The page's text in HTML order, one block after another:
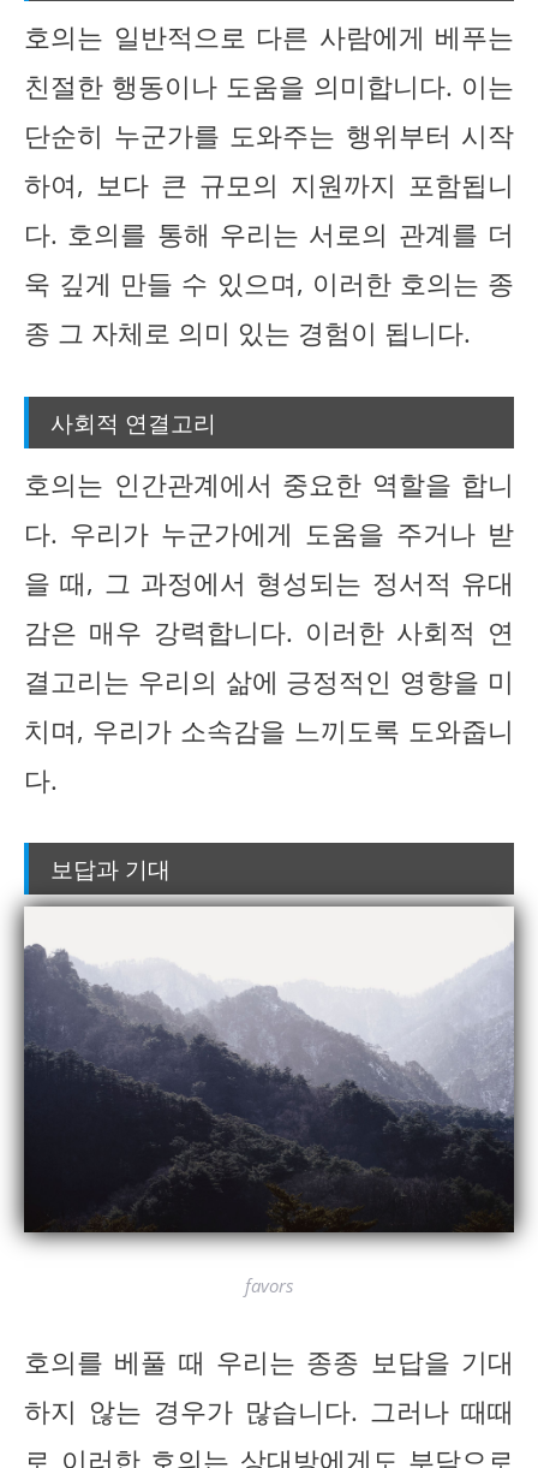
호의는 일반적으로 다른 사람에게 베푸는
친절한 행동이나 도움을 의미합니다. 이는
단순히 누군가를 도와주는 행위부터 시작
하여, 보다 큰 규모의 지원까지 포함됩니
다. 호의를 통해 우리는 서로의 관계를 더
욱 깊게 만들 수 있으며, 이러한 호의는 종
종 그 자체로 의미 있는 경험이 됩니다.
사회적 연결고리
호의는 인간관계에서 중요한 역할을 합니
다. 우리가 누군가에게 도움을 주거나 받
을 때, 그 과정에서 형성되는 정서적 유대
감은 매우 강력합니다. 이러한 사회적 연
결고리는 우리의 삶에 긍정적인 영향을 미
치며, 우리가 소속감을 느끼도록 도와줍니
다.
보답과 기대
favors
호의를 베풀 때 우리는 종종 보답을 기대
하지 않는 경우가 많습니다. 그러나 때때
로 이러한 호의는 상대방에게도 부담으로